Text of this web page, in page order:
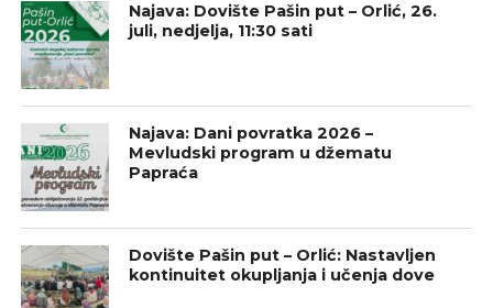
Najava: Dovište Pašin put – Orlić, 26.
juli, nedjelja, 11:30 sati
Najava: Dani povratka 2026 –
Mevludski program u džematu
Papraća
Dovište Pašin put – Orlić: Nastavljen
kontinuitet okupljanja i učenja dove